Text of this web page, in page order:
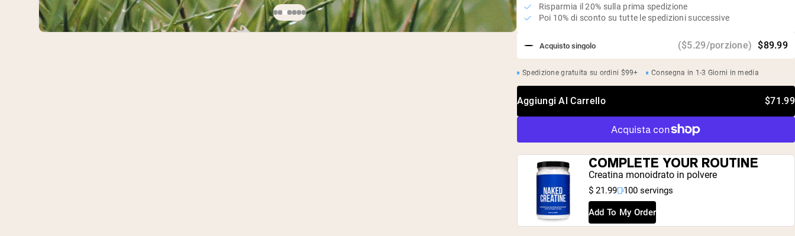
Acquisto singolo ($5.29/porzione) $89.99
Risparmia il 20% sulla prima spedizione
Poi 10% di sconto su tutte le spedizioni successive
Spedizione gratuita su ordini $99+ Consegna in 1-3 Giorni in media
Aggiungi Al Carrello $71.99
COMPLETE YOUR ROUTINE
Creatina monoidrato in polvere
$ 21.99 100 servings
Add To My Order